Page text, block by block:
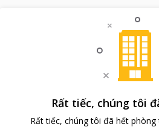
Rất tiếc, chúng tôi
Rất tiếc, chúng tôi đã hết phòng